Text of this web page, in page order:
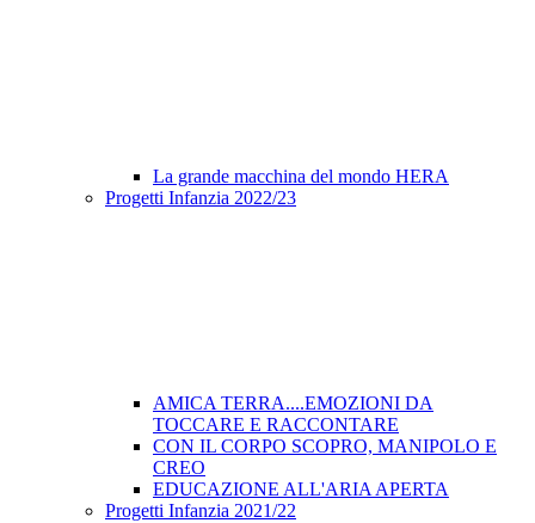
La grande macchina del mondo HERA
Progetti Infanzia 2022/23
AMICA TERRA....EMOZIONI DA
TOCCARE E RACCONTARE
CON IL CORPO SCOPRO, MANIPOLO E
CREO
EDUCAZIONE ALL'ARIA APERTA
Progetti Infanzia 2021/22